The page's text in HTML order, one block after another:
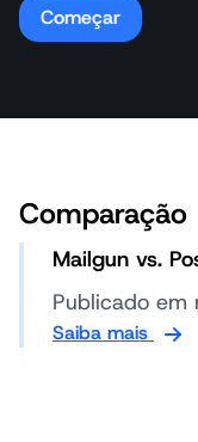
Começar
Comparação
Mailgun vs.
Publicado
Saiba mais